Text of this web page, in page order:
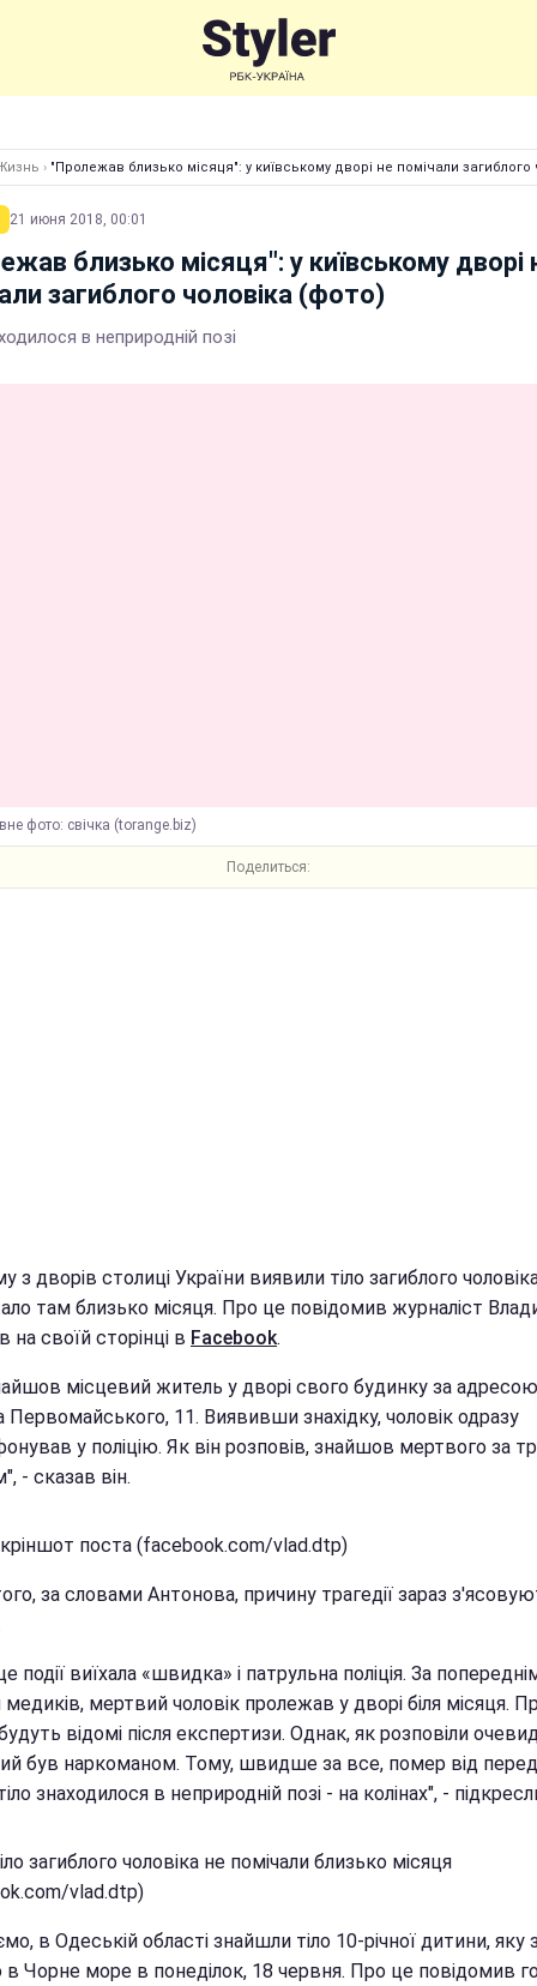
› "Пролежав близько місяця": у київському дворі не помічали загиблого
21 июня 2018, 00:01
близько місяця": у київському дворі
загиблого чоловіка (фото)
в неприродній позі
фото: свічка (torange.biz)
Поделиться:
з дворів столиці України виявили тіло загиблого
там близько місяця. Про це повідомив журналіст
на своїй сторінці в Facebook.
місцевий житель у дворі свого будинку за адресою
Первомайського, 11. Виявивши знахідку, чоловік одразу
у поліцію. Як він розповів, знайшов мертвого за
- сказав він.
поста (facebook.com/vlad.dtp)
за словами Антонова, причину трагедії зараз
події виїхала «швидка» і патрульна поліція. За
мертвий чоловік пролежав у дворі біля місяця.
відомі після експертизи. Однак, як розповіли
був наркоманом. Тому, швидше за все, помер від
знаходилося в неприродній позі - на колінах", -
загиблого чоловіка не помічали близько місяця
vlad.dtp)
в Одеській області знайшли тіло 10-річної дитини, яку
Чорне море в понеділок, 18 червня. Про це повідомив